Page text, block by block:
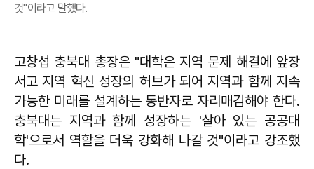
것"이라고 말했다.
고창섭 충북대 총장은 "대학은 지역 문제 해결에 앞장
서고 지역 혁신 성장의 허브가 되어 지역과 함께 지속
가능한 미래를 설계하는 동반자로 자리매김해야 한다.
충북대는 지역과 함께 성장하는 '살아 있는 공공대
학'으로서 역할을 더욱 강화해 나갈 것"이라고 강조했
다.